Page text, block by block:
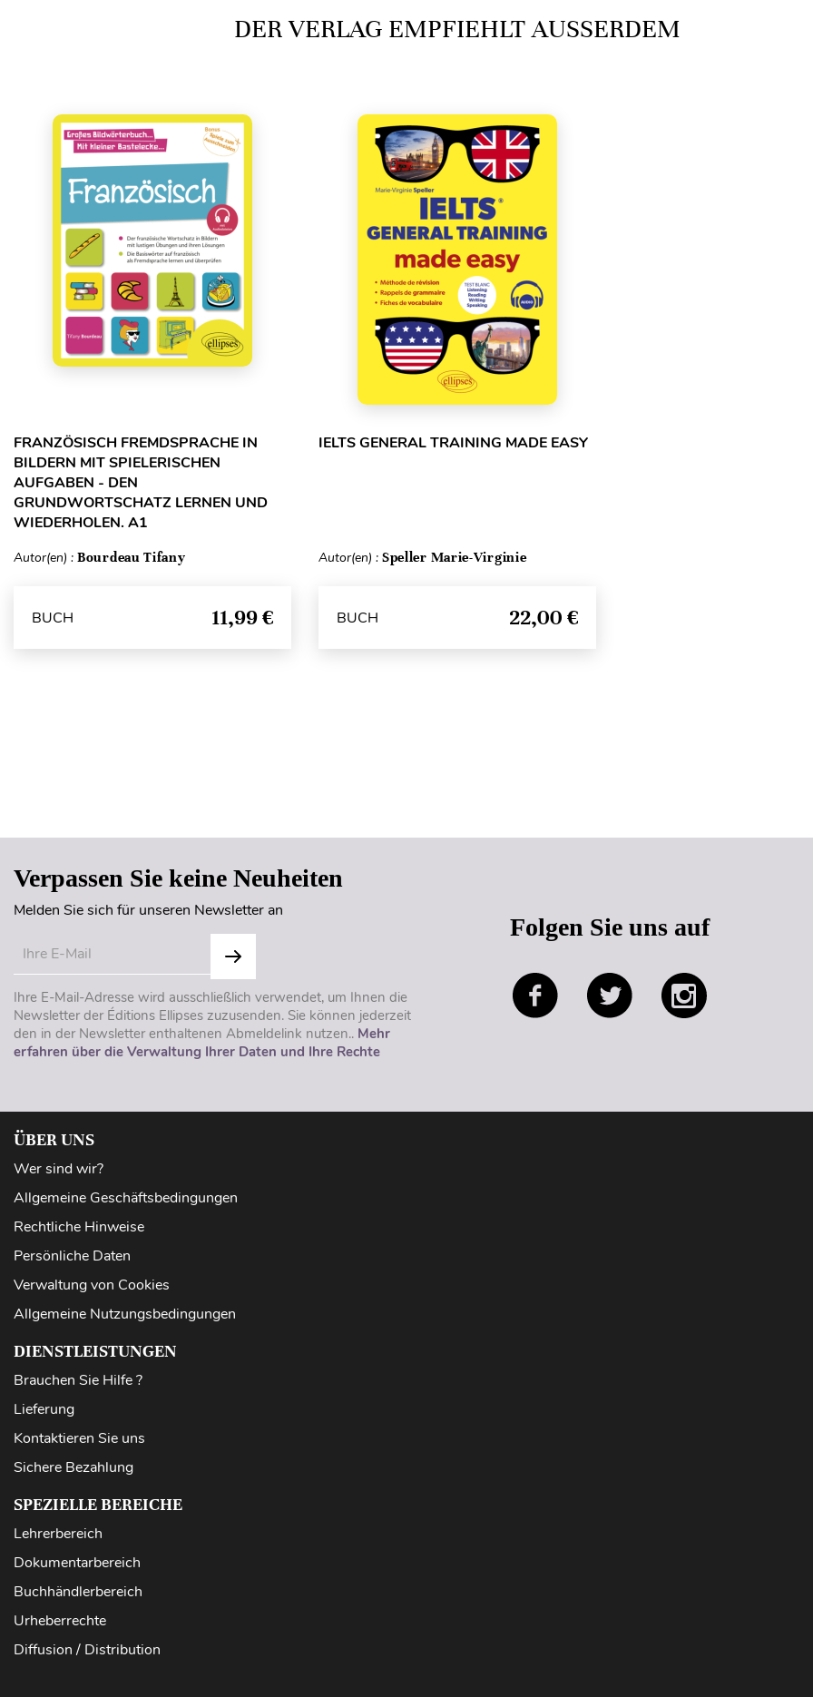
DER VERLAG EMPFIEHLT AUSSERDEM
FRANZÖSISCH FREMDSPRACHE IN
BILDERN MIT SPIELERISCHEN
AUFGABEN - DEN
GRUNDWORTSCHATZ LERNEN UND
WIEDERHOLEN. A1
Autor(en) : Bourdeau Tifany
BUCH 11,99 €
IELTS GENERAL TRAINING MADE EASY
Autor(en) : Speller Marie-Virginie
BUCH 22,00 €
Verpassen Sie keine Neuheiten
Melden Sie sich für unseren Newsletter an
Ihre E-Mail-Adresse wird ausschließlich verwendet, um Ihnen die
Newsletter der Éditions Ellipses zuzusenden. Sie können jederzeit
den in der Newsletter enthaltenen Abmeldelink nutzen.. Mehr
erfahren über die Verwaltung Ihrer Daten und Ihre Rechte
Folgen Sie uns auf
ÜBER UNS
Wer sind wir?
Allgemeine Geschäftsbedingungen
Rechtliche Hinweise
Persönliche Daten
Verwaltung von Cookies
Allgemeine Nutzungsbedingungen
DIENSTLEISTUNGEN
Brauchen Sie Hilfe ?
Lieferung
Kontaktieren Sie uns
Sichere Bezahlung
SPEZIELLE BEREICHE
Lehrerbereich
Dokumentarbereich
Buchhändlerbereich
Urheberrechte
Diffusion / Distribution